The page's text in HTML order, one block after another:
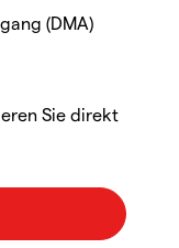
(DMA)
Sie direkt